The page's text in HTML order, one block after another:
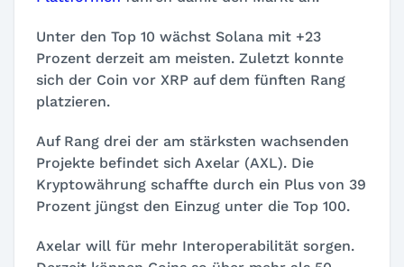
Unter den Top 10 wächst Solana mit +23
Prozent derzeit am meisten. Zuletzt konnte
sich der Coin vor XRP auf dem fünften Rang
platzieren.
Auf Rang drei der am stärksten wachsenden
Projekte befindet sich Axelar (AXL). Die
Kryptowährung schaffte durch ein Plus von 39
Prozent jüngst den Einzug unter die Top 100.
Axelar will für mehr Interoperabilität sorgen.